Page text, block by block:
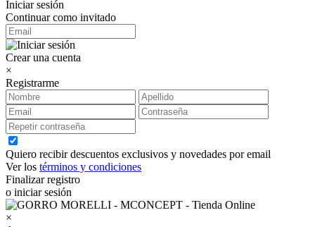
Iniciar sesión
Continuar como invitado
Crear una cuenta
×
Registrarme
Quiero recibir descuentos exclusivos y novedades por email
Ver los términos y condiciones
Finalizar registro
o iniciar sesión
×